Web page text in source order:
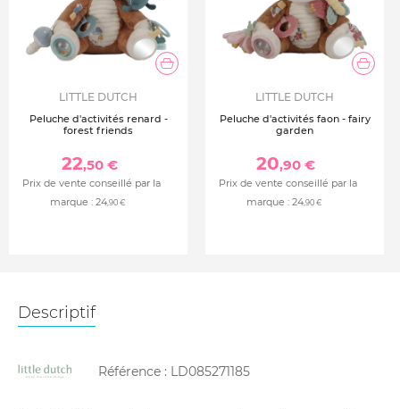
LITTLE DUTCH
Peluche d'activités renard -
forest friends
22,50 €
Prix de vente conseillé par la
marque : 24,90 €
LITTLE DUTCH
Peluche d'activités faon - fairy
garden
20,90 €
Prix de vente conseillé par la
marque : 24,90 €
Descriptif
Référence : LD085271185